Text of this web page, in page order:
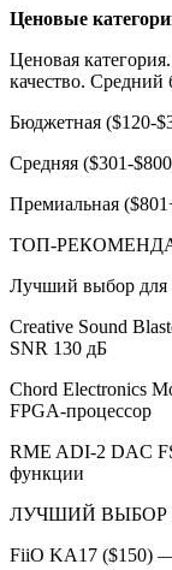
Ценовые
Ценовая
качество. Средний
Бюджетная ($120-
Средняя ($301-
Премиальная
ТОП-
Лучший выбор для
Creative Sound
SNR 130 дБ
Chord Electronics
FPGA-процессор
RME ADI-2 DAC
функции
ЛУЧШИЙ ВЫБОР
FiiO KA17 ($150) —